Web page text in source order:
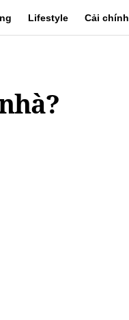
Lifestyle Cải chính